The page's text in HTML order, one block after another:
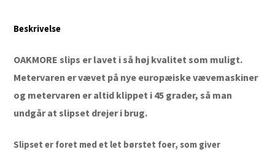
Beskrivelse
OAKMORE slips er lavet i så høj kvalitet som muligt.
Metervaren er vævet på nye europæiske vævemaskiner
og metervaren er altid klippet i 45 grader, så man
undgår at slipset drejer i brug.
Slipset er foret med et let børstet foer, som giver